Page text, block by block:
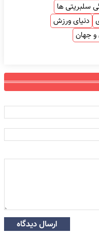
سلبریتی ها
دنیای ورزش
و جهان
ارسال دیدگاه